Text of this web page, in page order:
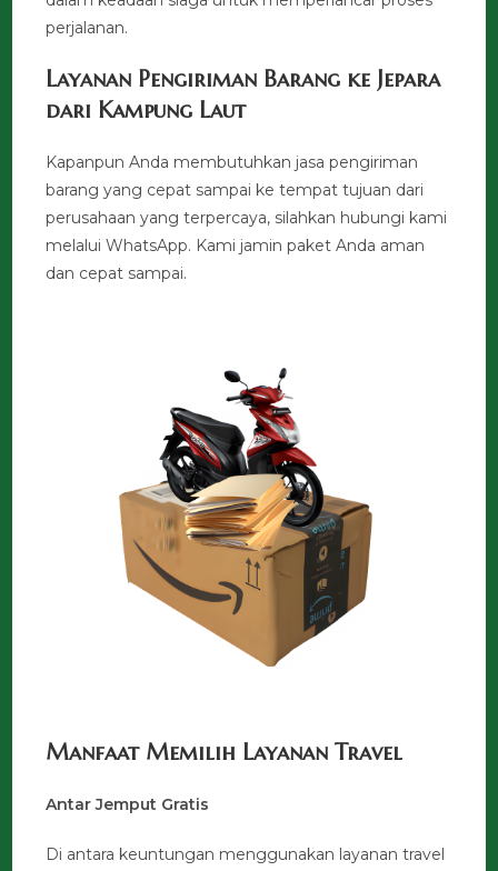
perjalanan.
Layanan Pengiriman Barang ke Jepara
dari Kampung Laut
Kapanpun Anda membutuhkan jasa pengiriman
barang yang cepat sampai ke tempat tujuan dari
perusahaan yang terpercaya, silahkan hubungi kami
melalui WhatsApp. Kami jamin paket Anda aman
dan cepat sampai.
Manfaat Memilih Layanan Travel
Antar Jemput Gratis
Di antara keuntungan menggunakan layanan travel